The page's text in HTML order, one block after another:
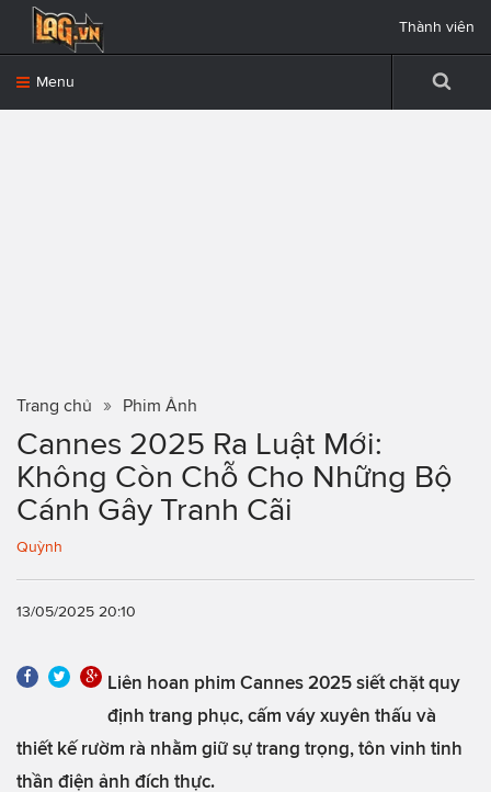
Menu
Thành viên
Trang chủ Phim Ảnh
Cannes 2025 Ra Luật Mới:
Không Còn Chỗ Cho Những Bộ
Cánh Gây Tranh Cãi
Quỳnh
13/05/2025 20:10
Liên hoan phim Cannes 2025 siết chặt quy
định trang phục, cấm váy xuyên thấu và
thiết kế rườm rà nhằm giữ sự trang trọng, tôn vinh tinh
thần điện ảnh đích thực.